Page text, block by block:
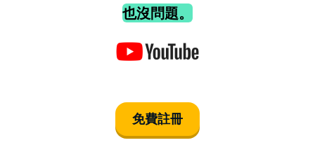
也沒問題。
免費註冊